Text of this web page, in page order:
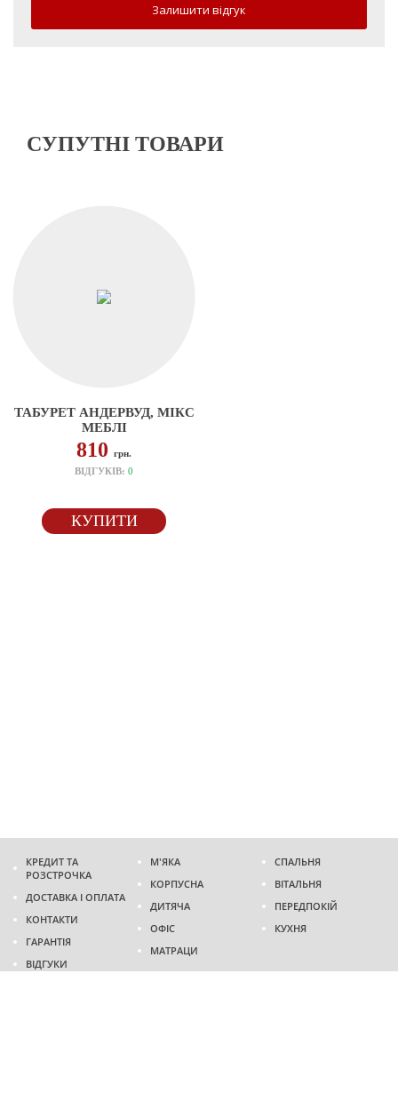
Залишити відгук
СУПУТНІ ТОВАРИ
ТАБУРЕТ АНДЕРВУД, МІКС
МЕБЛІ
810грн.
ВІДГУКІВ:0
КУПИТИ
КРЕДИТ ТА
РОЗСТРОЧКА
ДОСТАВКА І ОПЛАТА
КОНТАКТИ
ГАРАНТІЯ
ВІДГУКИ
М'ЯКА
КОРПУСНА
ДИТЯЧА
ОФІС
МАТРАЦИ
СПАЛЬНЯ
ВІТАЛЬНЯ
ПЕРЕДПОКІЙ
КУХНЯ